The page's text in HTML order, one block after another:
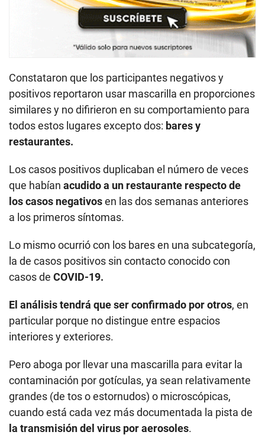
Constataron que los participantes negativos y
positivos reportaron usar mascarilla en proporciones
similaresy no difirieron en su comportamiento para
todos estos lugares excepto dos: bares y
restaurantes.
Los casos positivos duplicaban el número de veces
que habían acudido a un restaurante respecto de
los casos negativosen las dos semanas anteriores
a los primeros síntomas.
Lo mismo ocurrió con los bares en una subcategoría,
la de casos positivos sin contacto conocido con
casos de COVID-19.
El análisis tendrá que ser confirmado por otros, en
particular porque no distingue entre espacios
interiores y exteriores.
Pero aboga por llevar una mascarilla para evitar la
contaminación por gotículas, ya sean relativamente
grandes (de tos o estornudos) o microscópicas,
cuando está cada vez más documentada la pista de
la transmisión del virus por aerosoles.